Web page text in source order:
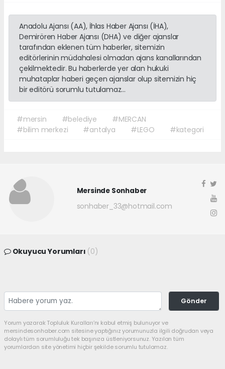
Anadolu Ajansı (AA), İhlas Haber Ajansı (İHA),
Demirören Haber Ajansı (DHA) ve diğer ajanslar
tarafından eklenen tüm haberler, sitemizin
editörlerinin müdahalesi olmadan ajans kanallarından
çekilmektedir. Bu haberlerde yer alan hukuki
muhataplar haberi geçen ajanslar olup sitemizin hiç
bir editörü sorumlu tutulamaz...
#mersin #belediye
#MERCAN
#bilim merkezi
#antalya #LEGO #kategori
Mersinde Sonhaber
sonhaber_33@hotmail.com
Okuyucu Yorumları (0)
Gönder
Yorum yazarak Topluluk Kuralları’nı kabul etmiş bulunuyor ve
mersindesonhaber.com sitesine yaptığınız yorumunuzla ilgili doğrudan veya
dolaylı tüm sorumluluğu tek başınıza üstleniyorsunuz. Yazılan tüm
yorumlardan site yönetimi hiçbir şekilde sorumlu tutulamaz.